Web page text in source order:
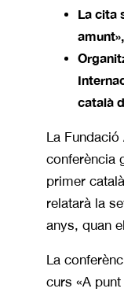
La cita
català
La
conferència
primer
relatarà la
anys, quan
La
curs «A